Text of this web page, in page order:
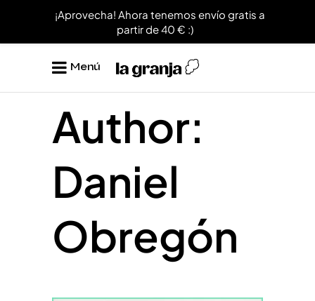
Menú
Author:
Daniel
Obregón
¡Aprovecha! Ahora tenemos envío gratis a
partir de 40 € :)